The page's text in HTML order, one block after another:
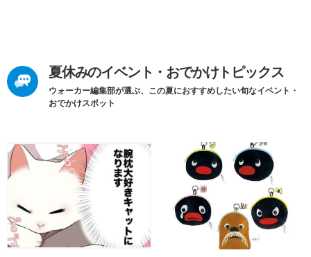
夏休みのイベント・おでかけトピックス
ウォーカー編集部が選ぶ、この夏におすすめしたい旬なイベント・
おでかけスポット